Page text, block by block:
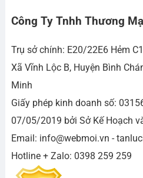
Công Ty Tnhh Thương
Trụ sở chính: E20/22E6 Hẻm
Xã Vĩnh Lộc B, Huyện Bình
Minh
Giấy phép kinh doanh số:
07/05/2019 bởi Sở Kế Hoạch
Email: info@webmoi.vn -
Hotline + Zalo: 0398 259 259